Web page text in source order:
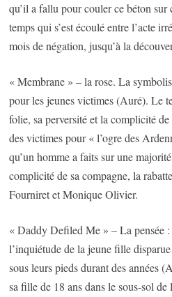
qu’il a fallu pour couler ce béton
temps qui s’est écoulé entre l’acte
mois de négation, jusqu’à la
« Membrane » – la rose. La
pour les jeunes victimes (Auré). Le
folie, sa perversité et la complicité
des victimes pour « l’ogre des
qu’un homme a faits sur une
complicité de sa compagne, la
Fourniret et Monique Olivier.
« Daddy Defiled Me » – La pensée :
l’inquiétude de la jeune fille
sous leurs pieds durant des années
sa fille de 18 ans dans le sous-sol